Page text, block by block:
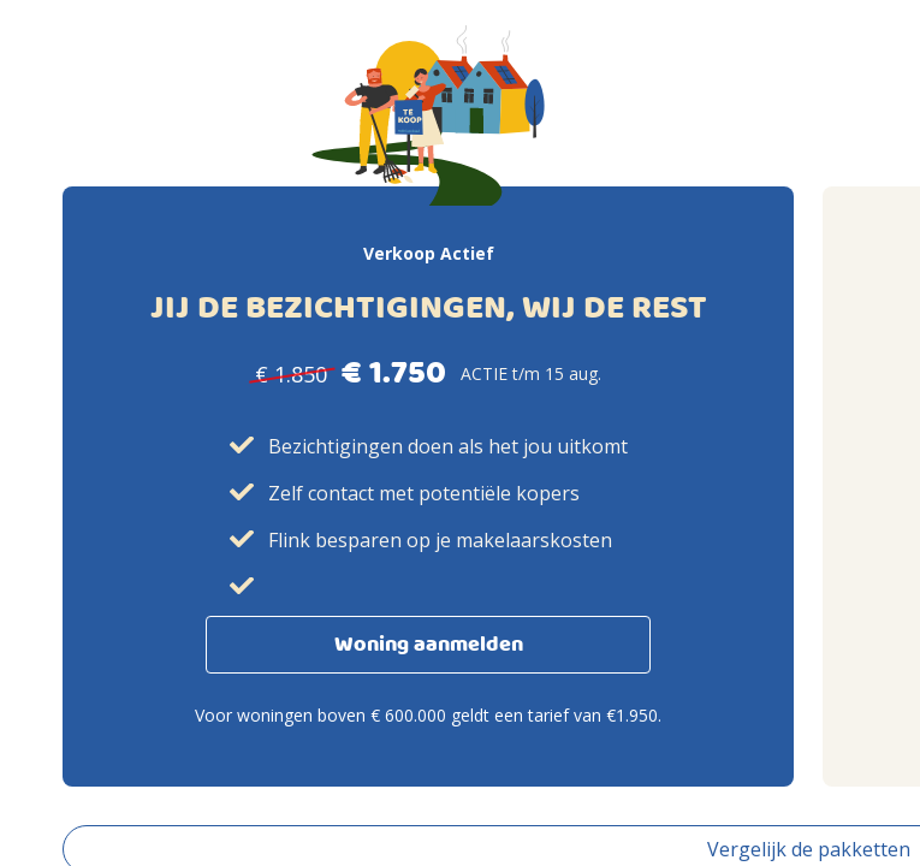
Verkoop Actief
JIJ DE BEZICHTIGINGEN, WIJ DE REST
€ 1.850 € 1.750 ACTIE t/m 15 aug.
Bezichtigingen doen als het jou uitkomt
Zelf contact met potentiële kopers
Flink besparen op je makelaarskosten
Woning aanmelden
Voor woningen boven € 600.000 geldt een tarief van €1.950.
Vergelijk de pakketten